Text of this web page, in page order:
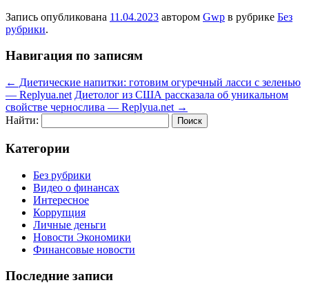
Запись опубликована 11.04.2023 автором Gwp в рубрике Без
рубрики.
Навигация по записям
← Диетические напитки: готовим огуречный ласси с зеленью
— Replyua.net Диетолог из США рассказала об уникальном
свойстве чернослива — Replyua.net →
Найти:
Категории
Без рубрики
Видео о финансах
Интересное
Коррупция
Личные деньги
Новости Экономики
Финансовые новости
Последние записи